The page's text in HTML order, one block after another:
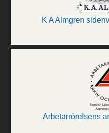
K A Almgren
Arbetarrörelsens